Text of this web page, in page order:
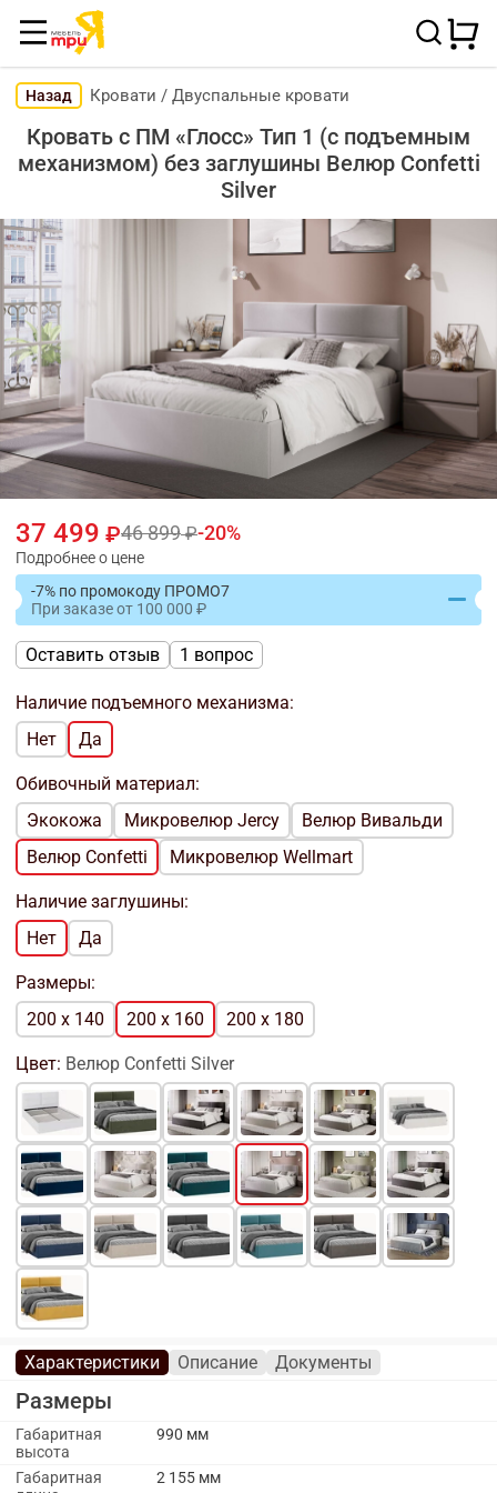
Назад Кровати / Двуспальные кровати
Кровать с ПМ «Глосс» Тип 1 (с подъемным
механизмом) без заглушины Велюр Confetti
Silver
37 499 46 899 20
Подробнее о цене
-7% по промокоду ПРОМО7
При заказеот 100 000
Оставить отзыв 1 вопрос
Наличие подъемного механизма:
Да
Нет
Обивочный материал:
Экокожа
Микровелюр Jercy
Велюр Вивальди
Велюр Confetti
Микровелюр Wellmart
Наличие заглушины:
Нет
Да
Размеры:
200 x 160
200 x 180
200 x 140
Цвет: Велюр Confetti Silver
Характеристики Описание Документы
Размеры
Габаритная
высота
990 мм
Габаритная
2 155 мм